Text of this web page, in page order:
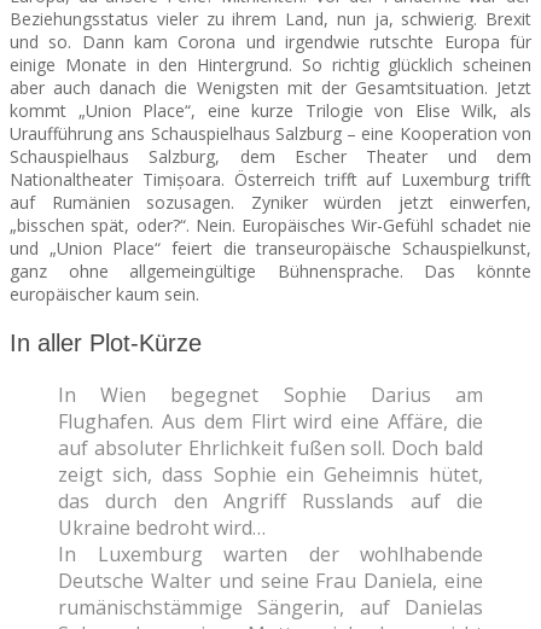
SEATS
Beziehungsstatus vieler zu ihrem Land, nun ja, schwierig. Brexit
und so. Dann kam Corona und irgendwie rutschte Europa für
einige Monate in den Hintergrund. So richtig glücklich scheinen
aber auch danach die Wenigsten mit der Gesamtsituation. Jetzt
kommt „Union Place“, eine kurze Trilogie von Elise Wilk, als
Uraufführung ans Schauspielhaus Salzburg – eine Kooperation von
Schauspielhaus Salzburg, dem Escher Theater und dem
Nationaltheater Timișoara. Österreich trifft auf Luxemburg trifft
auf Rumänien sozusagen. Zyniker würden jetzt einwerfen,
„bisschen spät, oder?“. Nein. Europäisches Wir-Gefühl schadet nie
und „Union Place“ feiert die transeuropäische Schauspielkunst,
ganz ohne allgemeingültige Bühnensprache. Das könnte
europäischer kaum sein.
In aller Plot-Kürze
In Wien begegnet Sophie Darius am
Flughafen. Aus dem Flirt wird eine Affäre, die
auf absoluter Ehrlichkeit fußen soll. Doch bald
zeigt sich, dass Sophie ein Geheimnis hütet,
das durch den Angriff Russlands auf die
Ukraine bedroht wird…
In Luxemburg warten der wohlhabende
Deutsche Walter und seine Frau Daniela, eine
rumänischstämmige Sängerin, auf Danielas